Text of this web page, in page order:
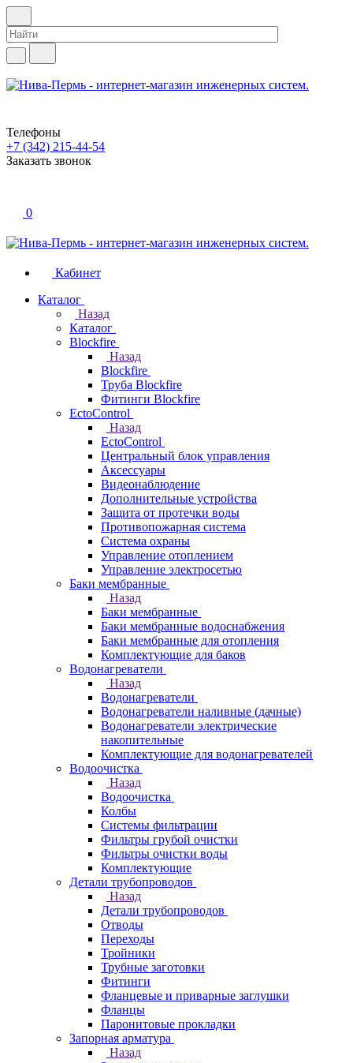
Телефоны
+7 (342) 215-44-54
Заказать звонок
0
Кабинет
Каталог
Назад
Каталог
Blockfire
Назад
Blockfire
Труба Blockfire
Фитинги Blockfire
EctoControl
Назад
EctoControl
Центральный блок управления
Аксессуары
Видеонаблюдение
Дополнительные устройства
Защита от протечки воды
Противопожарная система
Система охраны
Управление отоплением
Управление электросетью
Баки мембранные
Назад
Баки мембранные
Баки мембранные водоснабжения
Баки мембранные для отопления
Комплектующие для баков
Водонагреватели
Назад
Водонагреватели
Водонагреватели наливные (дачные)
Водонагреватели электрические
накопительные
Комплектующие для водонагревателей
Водоочистка
Назад
Водоочистка
Колбы
Системы фильтрации
Фильтры грубой очистки
Фильтры очистки воды
Комплектующие
Детали трубопроводов
Назад
Детали трубопроводов
Отводы
Переходы
Тройники
Трубные заготовки
Фитинги
Фланцевые и приварные заглушки
Фланцы
Паронитовые прокладки
Запорная арматура
Назад